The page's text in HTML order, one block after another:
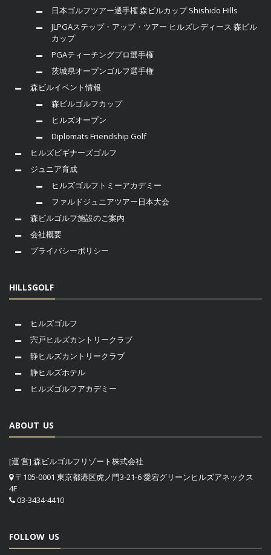
日本ゴルフツアー選手権 森ビルカップ Shishido Hills
JLPGAステップ・アップ・ツアー ヒルズレディース 森ビル
カップ
PGAティーチングプロ選手権
茨城県オープンゴルフ選手権
森ビルイベント情報
森ビルゴルフカップ
ヒルズオープン
Diplomats Friendship Golf
ヒルズビギナーズゴルフ
ジュニア育成
ヒルズゴルフトミーアカデミー
ファルドジュニアツアー日本大会
森ビルゴルフ施設のご案内
会社概要
プライバシーポリシー
HILLSGOLF
ヒルズゴルフ
宍戸ヒルズカントリークラブ
静ヒルズカントリークラブ
静ヒルズホテル
ヒルズゴルフアカデミー
ABOUT US
[運 営] 森ビルゴルフリゾート株式会社
〒105-0001 東京都港区虎ノ門3-21-6 愛宕グリーンヒルズアネックス
4F
03-3434-4410
FOLLOW US